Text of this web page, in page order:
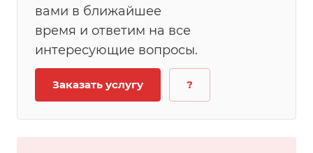
вами в ближайшее
время и ответим на все
интересующие вопросы.
Заказать услугу ?